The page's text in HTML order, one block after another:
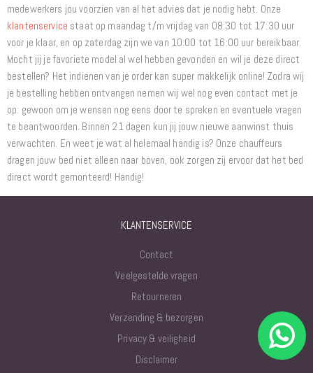
medewerkers jou voorzien van al het advies dat je nodig hebt. Onze
klantenservice staat op maandag t/m vrijdag van 08:30 tot 17:30 uur
voor je klaar, en op zaterdag zijn we van 10:00 tot 16:00 uur bereikbaar.
Mocht jij je favoriete model al wel hebben gevonden en wil je deze direct
bestellen? Het indienen van je order kan super makkelijk online! Zodra wij
je bestelling hebben ontvangen nemen wij wel nog even contact met je
op: gewoon om je wensen nog eens door te spreken en eventuele vragen
te beantwoorden. Binnen 21 dagen kun jij jouw nieuwe aanwinst thuis
verwachten. En weet je wat al helemaal handig is? Onze chauffeurs
dragen jouw bed niet alleen naar boven, ook zorgen zij ervoor dat het bed
direct wordt gemonteerd! Handig!
KLANTENSERVICE
Contact
Veelgestelde vragen
Retourneren
Verzending & bezorgen
Privacy & veiligheid
Disclaimer